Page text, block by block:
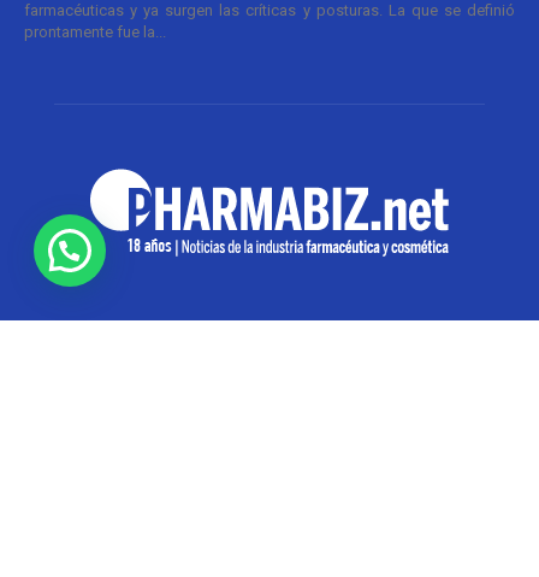
farmacéuticas y ya surgen las críticas y posturas. La que se definió
prontamente fue la...